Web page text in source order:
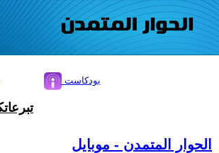
بودكاست
الحوار المتمدن - موبايل